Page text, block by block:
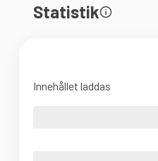
Statistik
Innehållet laddas